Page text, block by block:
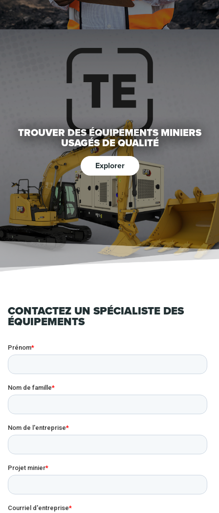
TROUVER DES ÉQUIPEMENTS MINIERS
USAGÉS DE QUALITÉ
Explorer
CONTACTEZ UN SPÉCIALISTE DES
ÉQUIPEMENTS